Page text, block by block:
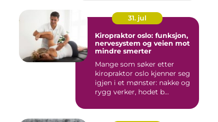
31. jul
Kiropraktor oslo: funksjon,
nervesystem og veien mot
mindre smerter
Mange som søker etter
kiropraktor oslo kjenner seg
igjen i et mønster: nakke og
rygg verker, hodet b...